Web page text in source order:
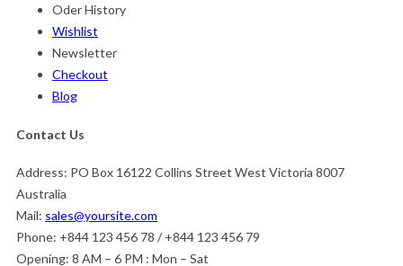
Oder History
Wishlist
Newsletter
Checkout
Blog
Contact Us
Address: PO Box 16122 Collins Street West Victoria 8007
Australia
Mail: sales@yoursite.com
Phone: +844 123 456 78 / +844 123 456 79
Opening: 8 AM – 6 PM : Mon – Sat